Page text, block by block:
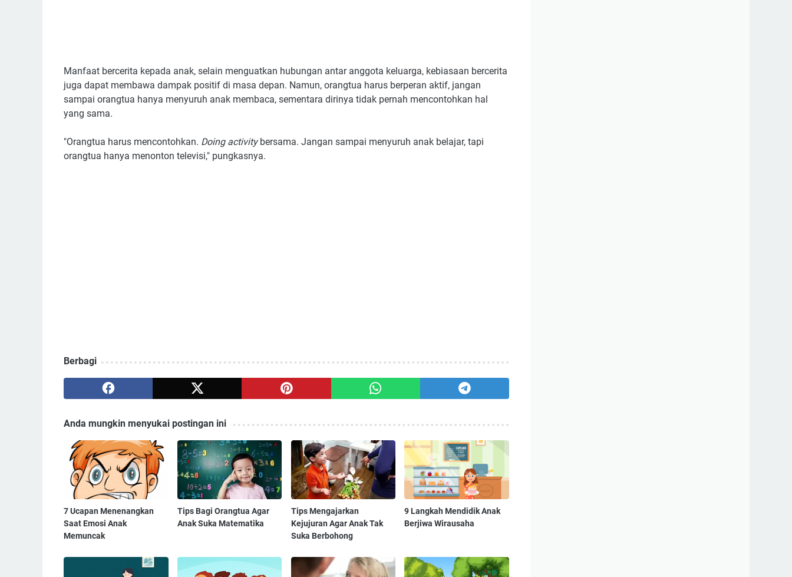
Manfaat bercerita kepada anak, selain menguatkan hubungan antar anggota keluarga, kebiasaan bercerita
juga dapat membawa dampak positif di masa depan. Namun, orangtua harus berperan aktif, jangan
sampai orangtua hanya menyuruh anak membaca, sementara dirinya tidak pernah mencontohkan hal
yang sama.
"Orangtua harus mencontohkan. Doing activitybersama. Jangan sampai menyuruh anak belajar, tapi
orangtua hanya menonton televisi," pungkasnya.
Berbagi
Anda mungkin menyukai postingan ini
7 Ucapan Menenangkan
Saat Emosi Anak
Memuncak
Tips Bagi Orangtua Agar
Anak Suka Matematika
Tips Mengajarkan
Kejujuran Agar Anak Tak
Suka Berbohong
9 Langkah Mendidik Anak
Berjiwa Wirausaha